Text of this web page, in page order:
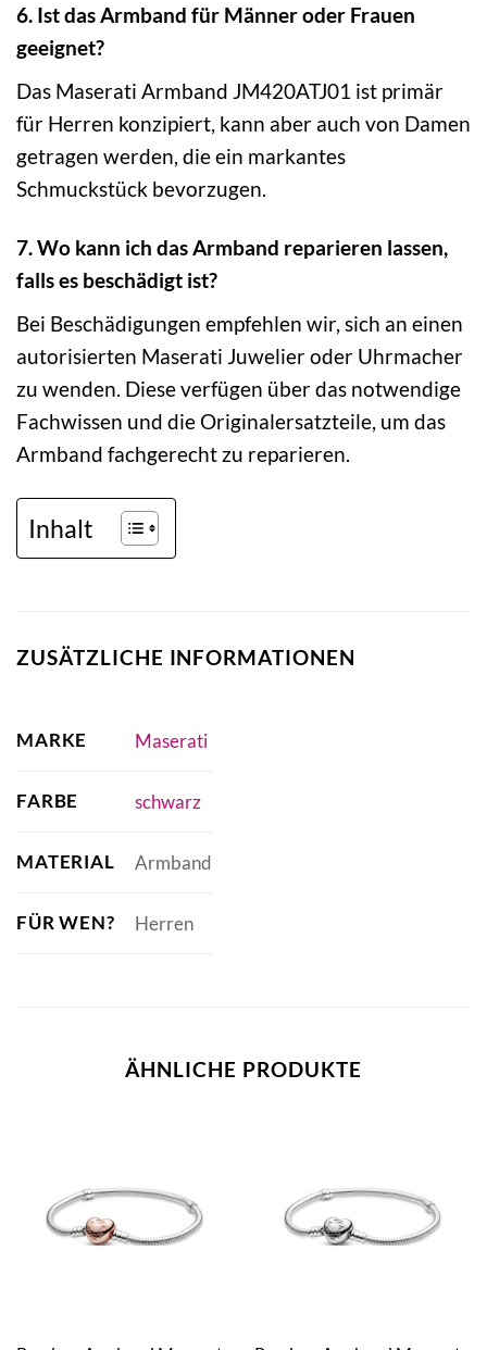
6. Ist das Armband für Männer oder Frauen
geeignet?
Das Maserati Armband JM420ATJ01 ist primär
für Herren konzipiert, kann aber auch von Damen
getragen werden, die ein markantes
Schmuckstück bevorzugen.
7. Wo kann ich das Armband reparieren lassen,
falls es beschädigt ist?
Bei Beschädigungen empfehlen wir, sich an einen
autorisierten Maserati Juwelier oder Uhrmacher
zu wenden. Diese verfügen über das notwendige
Fachwissen und die Originalersatzteile, um das
Armband fachgerecht zu reparieren.
Inhalt
ZUSÄTZLICHE INFORMATIONEN
MARKE Maserati
FARBE schwarz
MATERIAL Armband
FÜR WEN? Herren
ÄHNLICHE PRODUKTE